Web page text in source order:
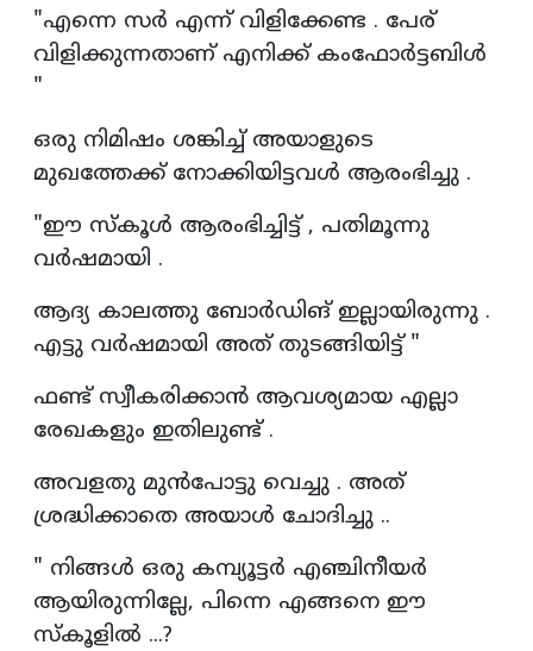
"എന്നെ സർ എന്ന് വിളിക്കേണ്ട . പേര്
വിളിക്കുന്നതാണ് എനിക്ക് കംഫോർട്ടബിൾ
"
ഒരു നിമിഷം ശങ്കിച്ച് അയാളുടെ
മുഖത്തേക്ക് നോക്കിയിട്ടവൾ ആരംഭിച്ചു .
"ഈ സ്കൂൾ ആരംഭിച്ചിട്ട് , പതിമൂന്നു
വർഷമായി .
ആദ്യ കാലത്തു ബോർഡിങ് ഇല്ലായിരുന്നു .
എട്ടു വർഷമായി അത് തുടങ്ങിയിട്ട് "
ഫണ്ട് സ്വീകരിക്കാൻ ആവശ്യമായ എല്ലാ
രേഖകളും ഇതിലുണ്ട് .
അവളതു മുൻപോട്ടു വെച്ചു . അത്
ശ്രദ്ധിക്കാതെ അയാൾ ചോദിച്ചു ..
" നിങ്ങൾ ഒരു കമ്പ്യൂട്ടർ എഞ്ചിനീയർ
ആയിരുന്നില്ലേ, പിന്നെ എങ്ങനെ ഈ
സ്കൂളിൽ ...?